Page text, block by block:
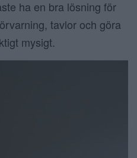
ha en bra lösning för
tavlor och göra
mysigt.